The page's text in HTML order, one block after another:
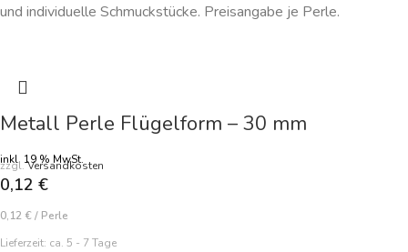
und individuelle Schmuckstücke. Preisangabe je Perle.
Metall Perle Flügelform – 30 mm
inkl. 19 % MwSt.
zzgl.Versandkosten
0,12 €
0,12 € / Perle
Lieferzeit: ca. 5 - 7 Tage